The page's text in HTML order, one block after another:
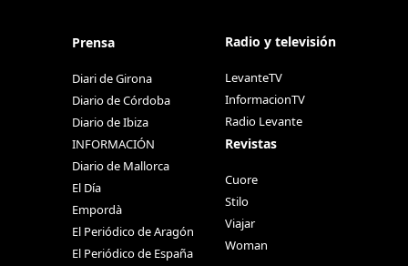
Prensa
Diari de Girona
Diario de Córdoba
Diario de Ibiza
INFORMACIÓN
Diario de Mallorca
El Día
Empordà
El Periódico de Aragón
El Periódico de España
Radio y televisión
LevanteTV
InformacionTV
Radio Levante
Revistas
Cuore
Stilo
Viajar
Woman